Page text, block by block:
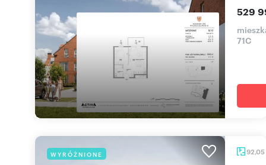
529
71C
WYRÓŻNIONE 92,05